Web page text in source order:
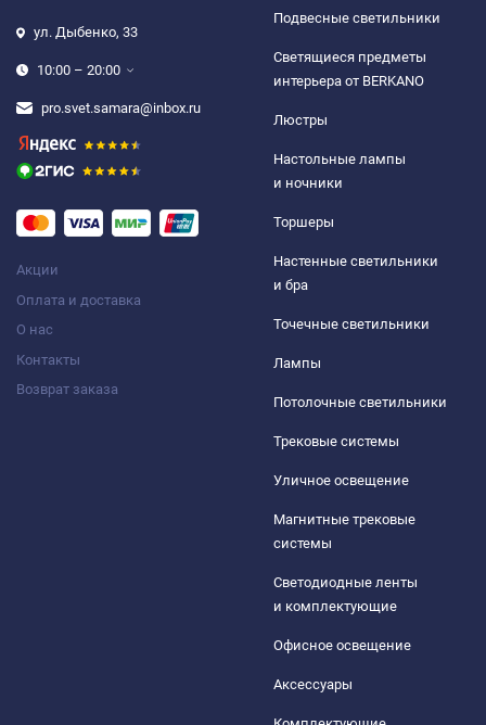
ул. Дыбенко, 33
10:00 – 20:00
pro.svet.samara@inbox.ru
Акции
Оплата и доставка
О нас
Контакты
Возврат заказа
Подвесные светильники
Светящиеся предметы
интерьера от BERKANO
Люстры
Настольные лампы
и ночники
Торшеры
Настенные светильники
и бра
Точечные светильники
Лампы
Потолочные светильники
Трековые системы
Уличное освещение
Магнитные трековые
системы
Светодиодные ленты
и комплектующие
Офисное освещение
Аксессуары